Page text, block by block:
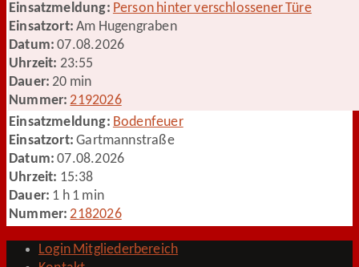
Einsatzmeldung: Person hinter verschlossener Türe
Einsatzort: Am Hugengraben
Datum: 07.08.2026
Uhrzeit: 23:55
Dauer: 20 min
Nummer: 2192026
Einsatzmeldung: Bodenfeuer
Einsatzort: Gartmannstraße
Datum: 07.08.2026
Uhrzeit: 15:38
Dauer: 1 h 1 min
Nummer: 2182026
Login Mitgliederbereich